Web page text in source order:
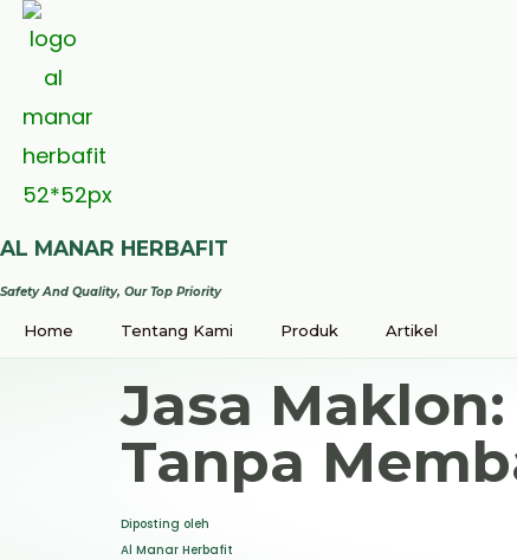
AL MANAR HERBAFIT
Safety And Quality, Our Top Priority
Home Tentang Kami Produk Artikel
Jasa
Tanpa
Diposting oleh
Al Manar Herbafit